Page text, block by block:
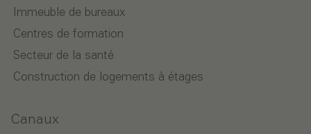
Immeuble de bureaux
Centres de formation
Secteur de la santé
Construction de logements à étages
Canaux